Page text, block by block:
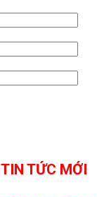
TIN TỨC MỚI